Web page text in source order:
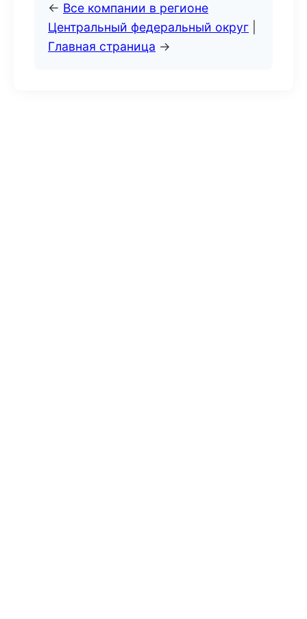
← Все компании в регионе
Центральный федеральный округ
Главная страница →